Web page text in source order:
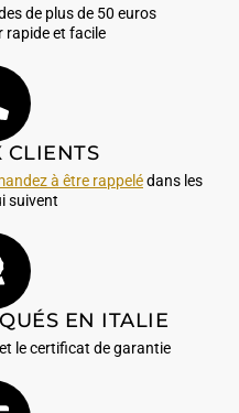
de plus de 50 euros
rapide et facile
CLIENTS
à être rappelédans les
suivent
EN ITALIE
le certificat de garantie